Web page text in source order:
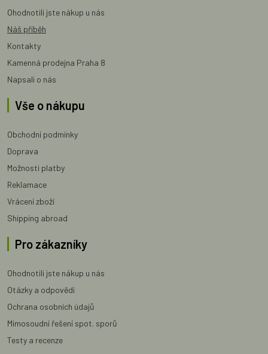
Ohodnotili jste nákup u nás
Náš příběh
Kontakty
Kamenná prodejna Praha 8
Napsali o nás
Vše o nákupu
Obchodní podmínky
Doprava
Možnosti platby
Reklamace
Vrácení zboží
Shipping abroad
Pro zákazníky
Ohodnotili jste nákup u nás
Otázky a odpovědi
Ochrana osobních údajů
Mimosoudní řešení spot. sporů
Testy a recenze